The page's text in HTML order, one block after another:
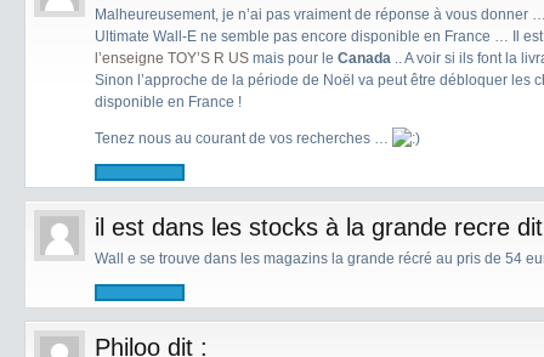
Malheureusement, je n’ai pas vraiment de réponse à vous donner
Ultimate Wall-E ne semble pas encore disponible en France … Il
l’enseigne TOY’S R US mais pour le Canada .. A voir si ils font la
Sinon l’approche de la période de Noël va peut être débloquer les
disponible en France !
Tenez nous au courant de vos recherches …
il est dans les stocks à la grande recre
Wall e se trouve dans les magazins la grande récré au pris de 54
Philoo dit :